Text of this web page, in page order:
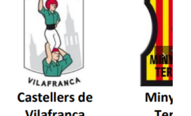
Castellers de Vilafranca unieixen tradició i
patrimoni en un viatge de colla a la Vall
d’Aran i a la Vall de Boí